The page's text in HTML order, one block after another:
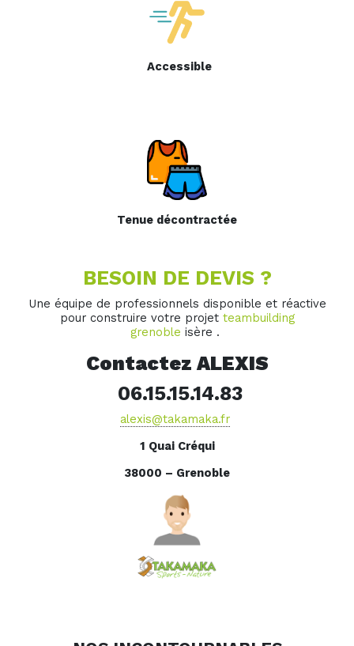
Accessible
Tenue décontractée
BESOIN DE DEVIS ?
Une équipe de professionnels disponible et réactive
pour construire votre projetteambuilding
grenoble isère .
Contactez ALEXIS
06.15.15.14.83
alexis@takamaka.fr
1 Quai Créqui
38000 – Grenoble